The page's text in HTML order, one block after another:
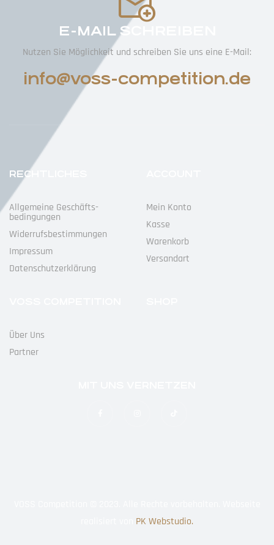
E-MAIL SCHREIBEN
Nutzen Sie Möglichkeit und schreiben Sie uns eine E-Mail:
info@voss-competition.de
RECHTLICHES
Allgemeine Geschäfts­
Bedingungen
Widerrufs­bestimmungen
Impressum
Datenschutz­erklärung
Mein Konto
Kasse
Warenkorb
Versandart
Über Uns
Partner
PK Webstudio.